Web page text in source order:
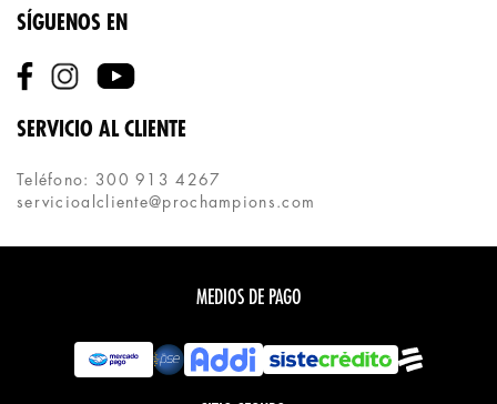
SÍGUENOS EN
SERVICIO AL CLIENTE
Teléfono: 300 913 4267
servicioalcliente@prochampions.com
MEDIOS DE PAGO